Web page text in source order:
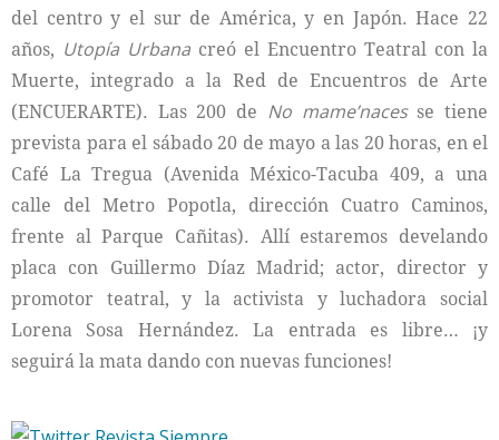
del centro y el sur de América, y en Japón. Hace 22
años, Utopía Urbana creó el Encuentro Teatral con la
Muerte, integrado a la Red de Encuentros de Arte
(ENCUERARTE). Las 200 de No mame’nacesse tiene
prevista para el sábado 20 de mayo a las 20 horas, en el
Café La Tregua (Avenida México-Tacuba 409, a una
calle del Metro Popotla, dirección Cuatro Caminos,
frente al Parque Cañitas). Allí estaremos develando
placa con Guillermo Díaz Madrid; actor, director y
promotor teatral, y la activista y luchadora social
Lorena Sosa Hernández. La entrada es libre… ¡y
seguirá la mata dando con nuevas funciones!